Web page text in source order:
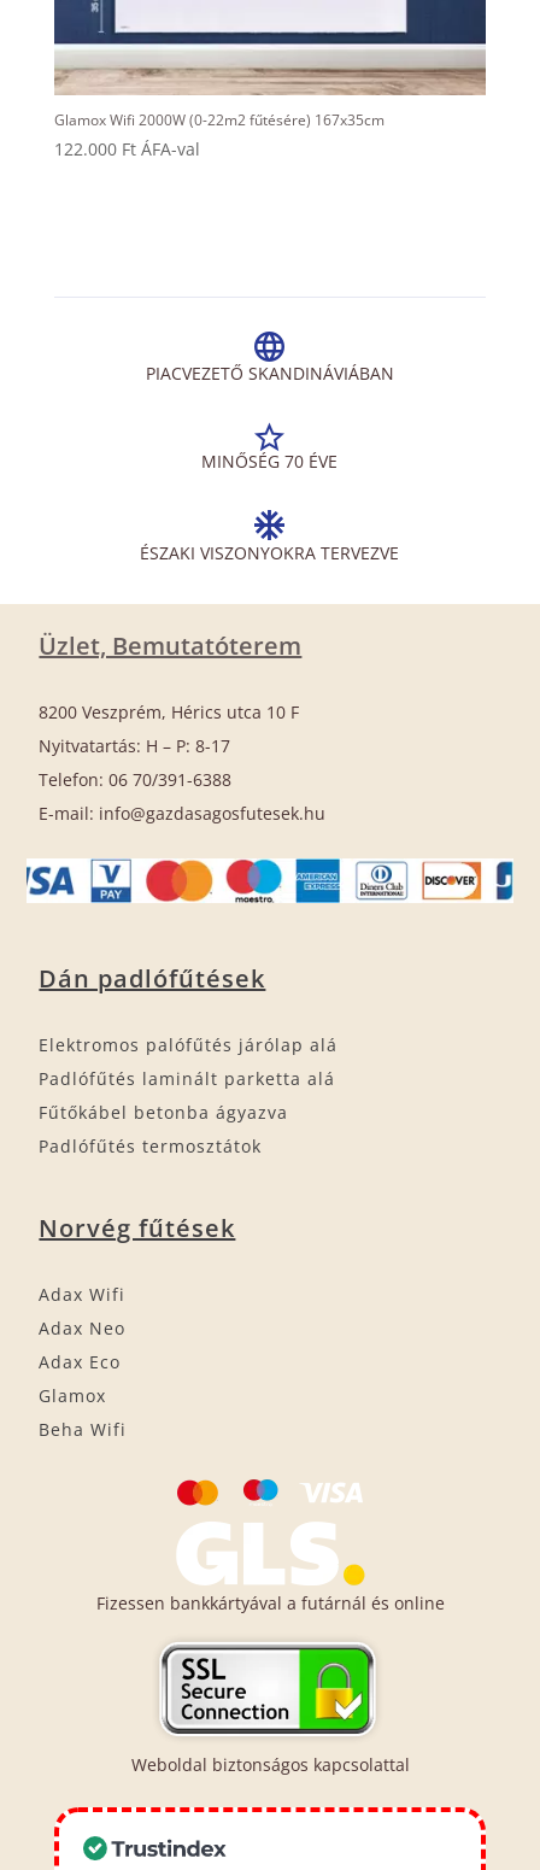
Glamox Wifi 2000W (0-22m2 fűtésére) 167x35cm
122.000 Ft ÁFA-val
PIACVEZETŐ SKANDINÁVIÁBAN
MINŐSÉG 70 ÉVE
ÉSZAKI VISZONYOKRA TERVEZVE
Üzlet, Bemutatóterem
8200 Veszprém, Hérics utca 10 F
Nyitvatartás: H – P: 8-17
Telefon: 06 70/391-6388
E-mail: info@gazdasagosfutesek.hu
Dán padlófűtések
Elektromos palófűtés járólap alá
Padlófűtés laminált parketta alá
Fűtőkábel betonba ágyazva
Padlófűtés termosztátok
Norvég fűtések
Adax Wifi
Adax Neo
Adax Eco
Glamox
Beha Wifi
Fizessen bankkártyával a futárnál és online
Weboldal biztonságos kapcsolattal